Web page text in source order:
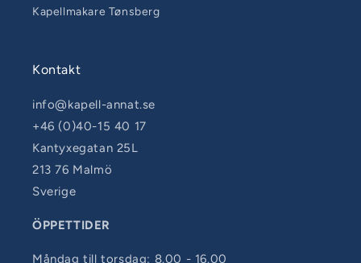
Kapellmakare Tønsberg
Kontakt
info@kapell-annat.se
+46 (0)40-15 40 17
Kantyxegatan 25L
213 76 Malmö
Sverige
ÖPPETTIDER
Måndag till torsdag: 8.00 - 16.00